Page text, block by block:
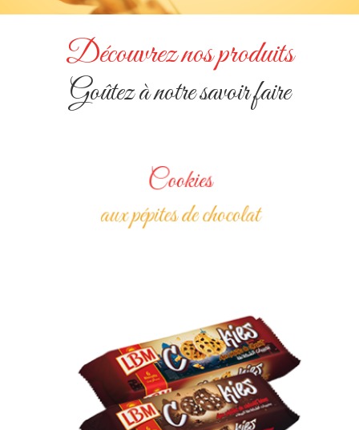
Découvrez nos produits
Goûtez à notre savoir faire
Cookies
aux pépites de chocolat